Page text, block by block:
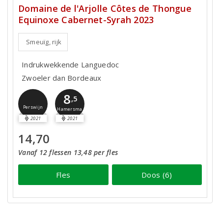
Domaine de l'Arjolle Côtes de Thongue
Equinoxe Cabernet-Syrah 2023
Smeuïg, rijk
Indrukwekkende Languedoc
Zwoeler dan Bordeaux
Perswijn
2021
8,5
Hamersma
2021
14,70
Vanaf 12 flessen 13,48 per fles
Fles Doos (6)